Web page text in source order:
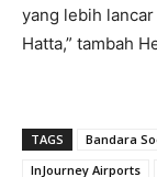
yang lebih
Hatta,” tambah
TAGS Bandara
InJourney Airports